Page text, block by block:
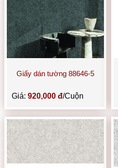
Giấy dán tường 88646-5
Giá:920,000 đ/Cuộn